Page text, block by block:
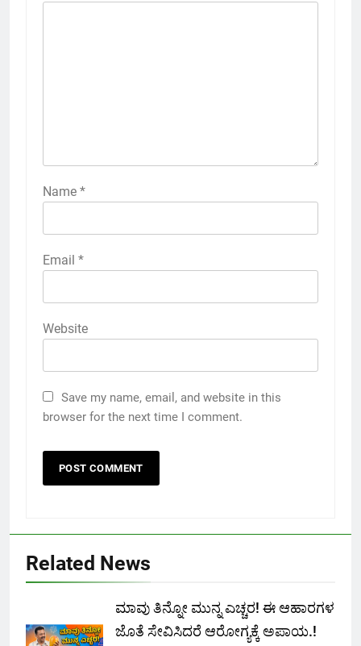
Name *
Email *
Website
Save my name, email, and website in this
browser for the next time I comment.
Related News
ಮಾವು ತಿನ್ನೋ ಮುನ್ನ ಎಚ್ಚರ! ಈ ಆಹಾರಗಳ
ಜೊತೆ ಸೇವಿಸಿದರೆ ಆರೋಗ್ಯಕ್ಕೆ ಅಪಾಯ.!